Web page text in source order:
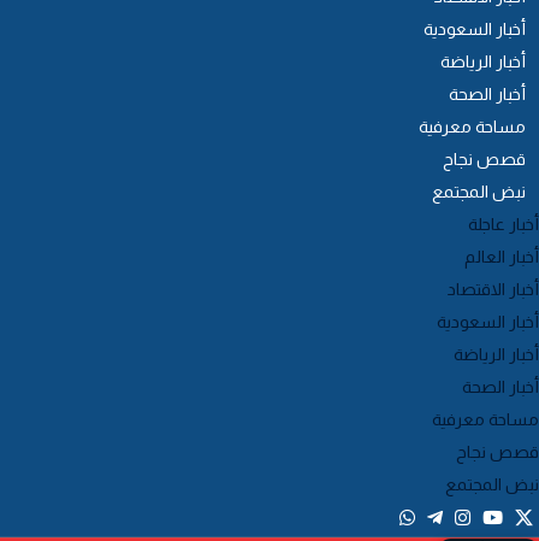
أخبار السعودية
أخبار الرياضة
أخبار الصحة
مساحة معرفية
قصص نجاح
نبض المجتمع
عاجلة
العالم
الاقتصاد
السعودية
الرياضة
الصحة
معرفية
نجاح
المجتمع